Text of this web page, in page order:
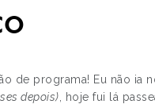
de programa! Eu não ia
depois) , hoje fui lá